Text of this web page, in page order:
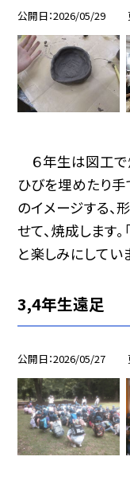
公開日 2026/05/29
６年生は図工で
ひびを埋めたり
のイメージする、
せて、焼成します
と楽しみにしてい
3,4年生遠足
公開日 2026/05/27